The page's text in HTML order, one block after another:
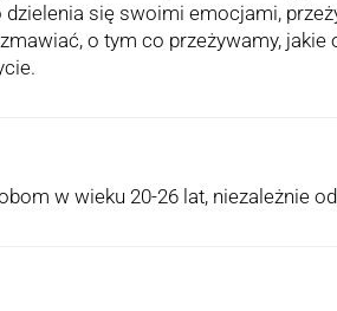
się swoimi emocjami,
o tym co przeżywamy, jakie
w wieku 20-26 lat, niezależnie od